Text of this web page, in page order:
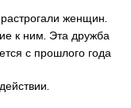
женщин.
к ним. Эта дружба
с прошлого года